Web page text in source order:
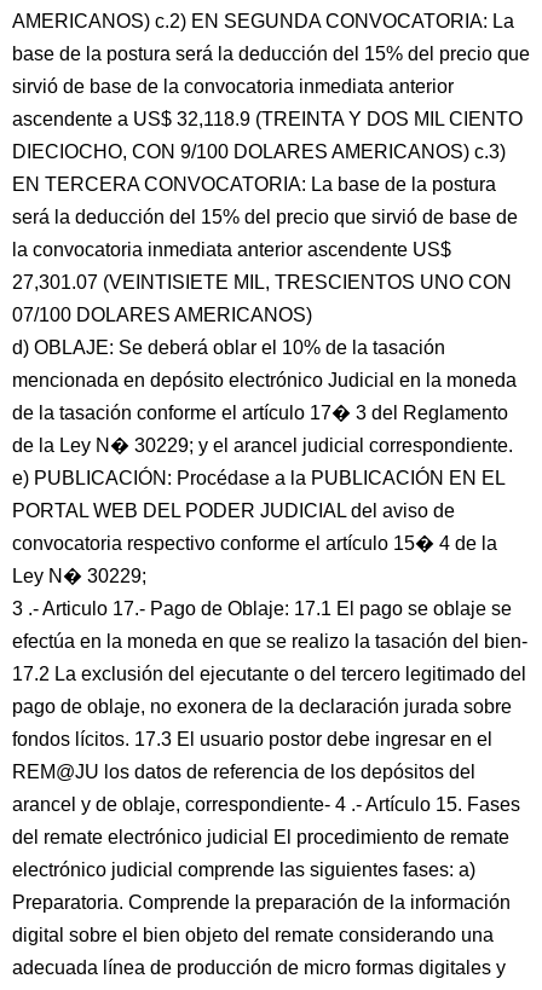
AMERICANOS) c.2) EN SEGUNDA CONVOCATORIA: La
base de la postura será la deducción del 15% del precio que
sirvió de base de la convocatoria inmediata anterior
ascendente a US$ 32,118.9 (TREINTA Y DOS MIL CIENTO
DIECIOCHO, CON 9/100 DOLARES AMERICANOS) c.3)
EN TERCERA CONVOCATORIA: La base de la postura
será la deducción del 15% del precio que sirvió de base de
la convocatoria inmediata anterior ascendente US$
27,301.07 (VEINTISIETE MIL, TRESCIENTOS UNO CON
07/100 DOLARES AMERICANOS)
d) OBLAJE: Se deberá oblar el 10% de la tasación
mencionada en depósito electrónico Judicial en la moneda
de la tasación conforme el artículo 17� 3 del Reglamento
de la Ley N� 30229; y el arancel judicial correspondiente.
e) PUBLICACIÓN: Procédase a la PUBLICACIÓN EN EL
PORTAL WEB DEL PODER JUDICIAL del aviso de
convocatoria respectivo conforme el artículo 15� 4 de la
Ley N� 30229;
3 .- Articulo 17.- Pago de Oblaje: 17.1 El pago se oblaje se
efectúa en la moneda en que se realizo la tasación del bien-
17.2 La exclusión del ejecutante o del tercero legitimado del
pago de oblaje, no exonera de la declaración jurada sobre
fondos lícitos. 17.3 El usuario postor debe ingresar en el
REM@JU los datos de referencia de los depósitos del
arancel y de oblaje, correspondiente- 4 .- Artículo 15. Fases
del remate electrónico judicial El procedimiento de remate
electrónico judicial comprende las siguientes fases: a)
Preparatoria. Comprende la preparación de la información
digital sobre el bien objeto del remate considerando una
adecuada línea de producción de micro formas digitales y